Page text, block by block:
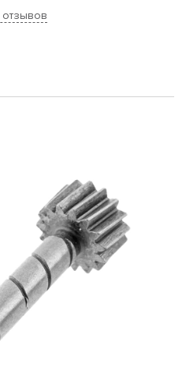
отзывов